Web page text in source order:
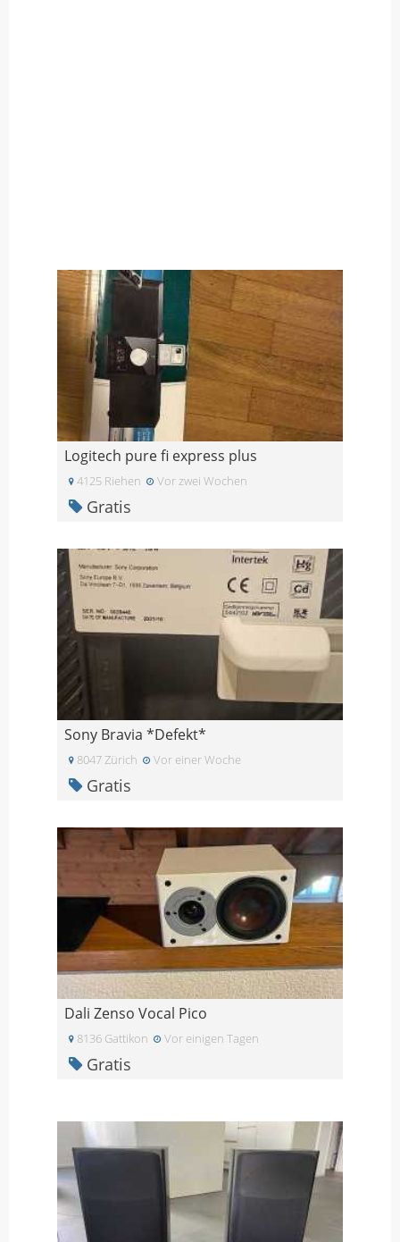
Logitech pure fi express plus
4125 Riehen Vor zwei Wochen
Gratis
Sony Bravia *Defekt*
8047 Zürich Vor einer Woche
Gratis
Dali Zenso Vocal Pico
8136 Gattikon Vor einigen Tagen
Gratis